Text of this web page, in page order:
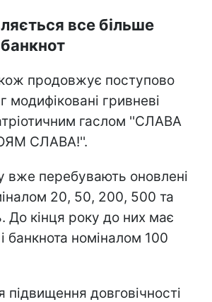
все більше
продовжує поступово
модифіковані гривневі
гаслом ''СЛАВА
СЛАВА!''.
вже перебувають оновлені
20, 50, 200, 500 та
До кінця року до них має
банкнота номіналом 100
підвищення довговічності